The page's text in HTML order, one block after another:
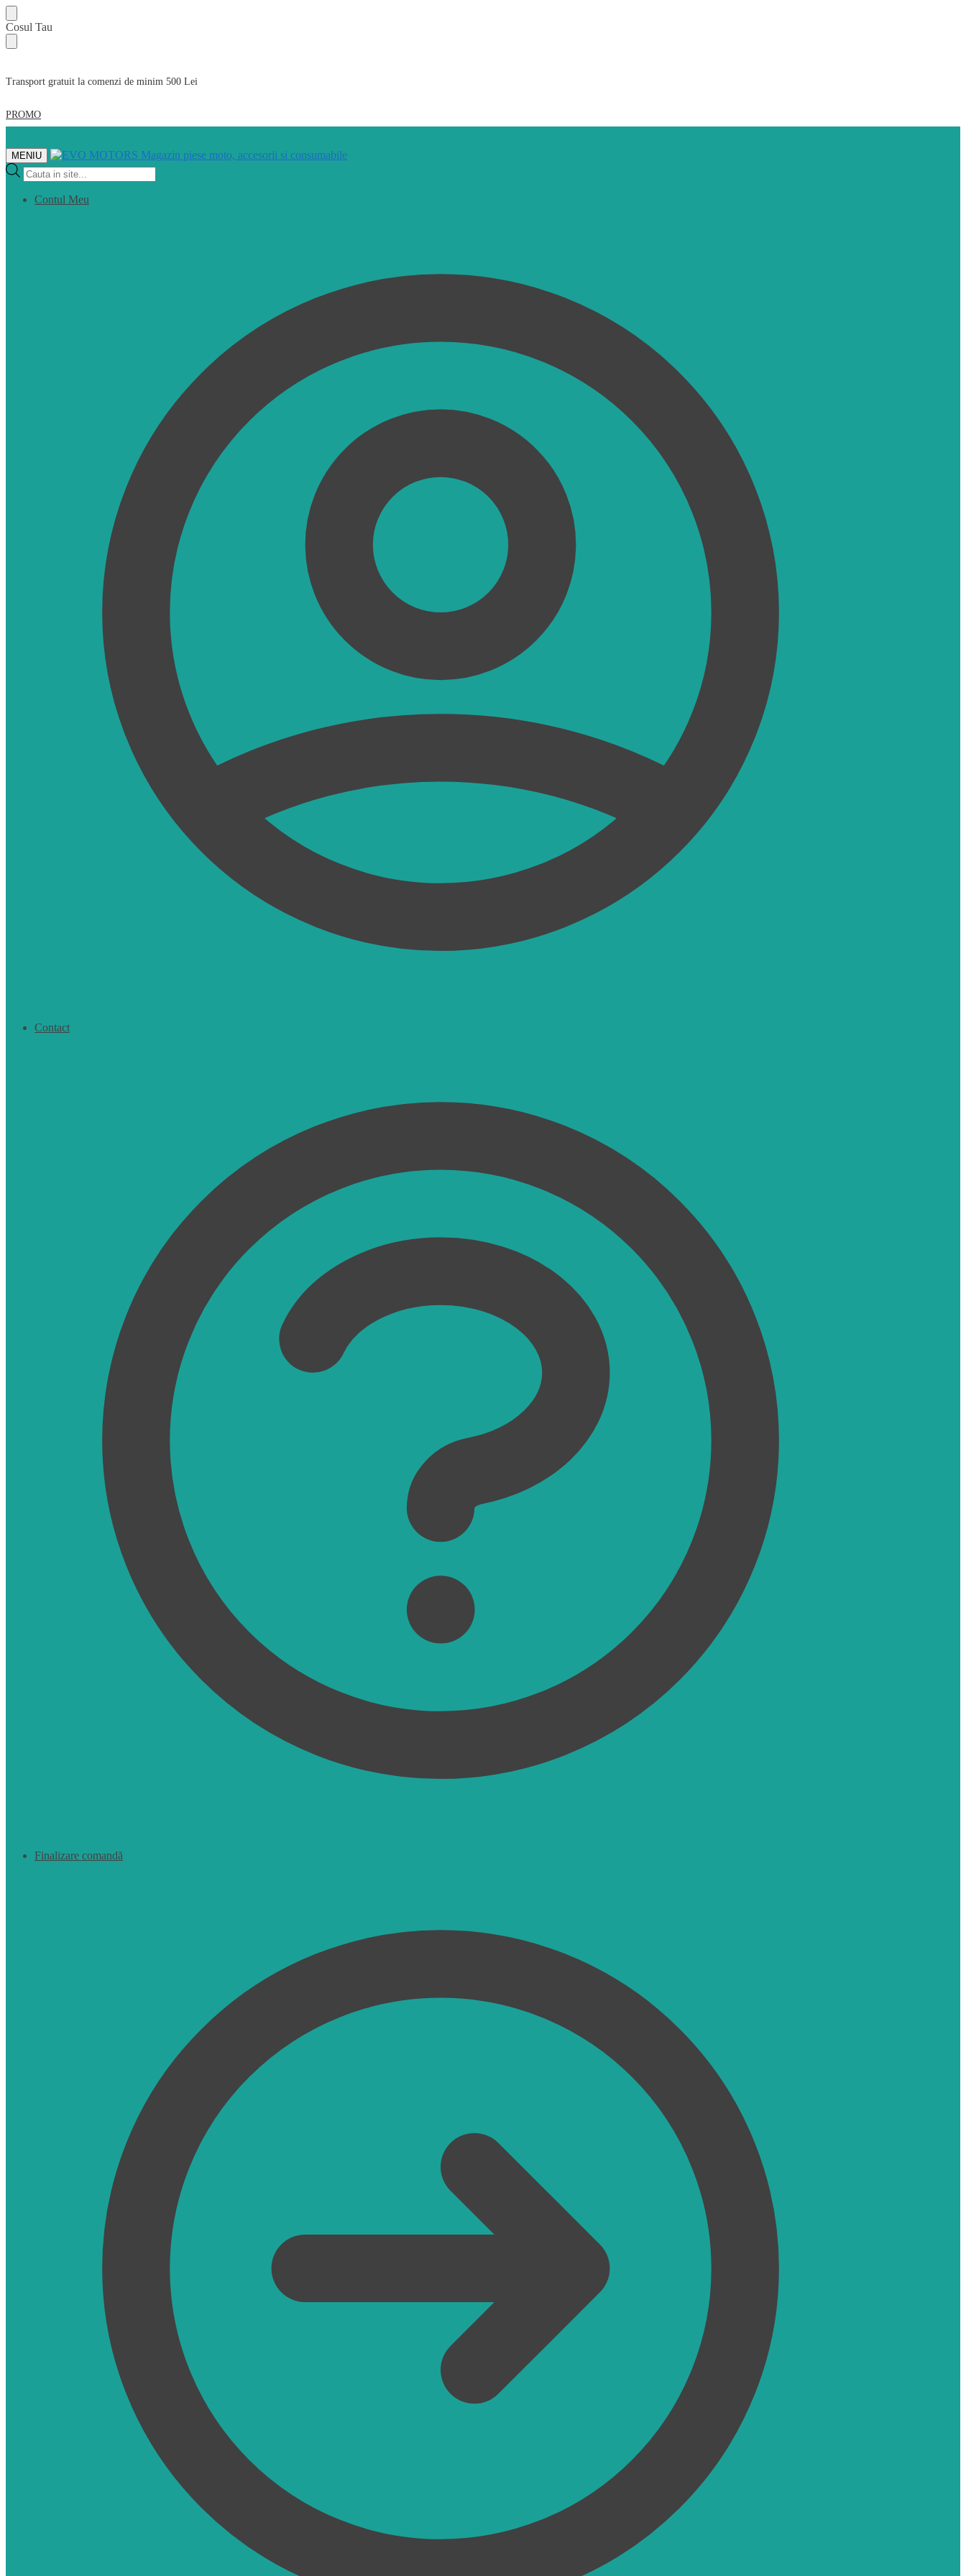
Skip
to
navigation
Skip
to
content
Cosul Tau
Transport gratuit la comenzi de minim 500 Lei
PROMO
MENIU
Products
search
Contul Meu
Contact
Finalizare comandă